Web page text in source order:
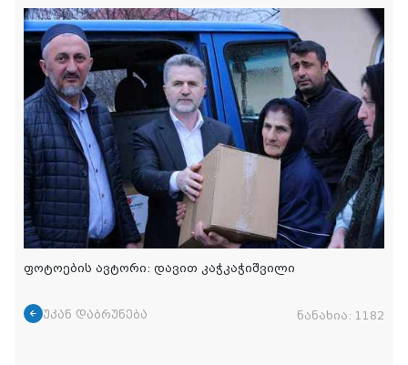
ფოტოების ავტორი: დავით კაჭკაჭიშვილი
უკან დაბრუნება ნანახია: 1182